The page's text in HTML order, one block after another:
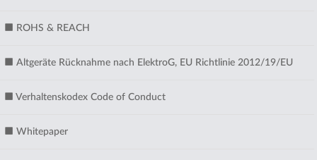
ROHS & REACH
Altgeräte Rücknahme nach ElektroG, EU Richtlinie 2012/19/EU
Verhaltenskodex Code of Conduct
Whitepaper